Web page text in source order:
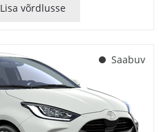
Lisa võrdlusse
Saabuv